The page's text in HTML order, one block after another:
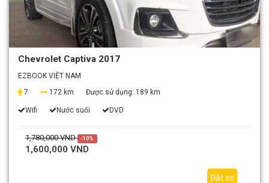
Chevrolet Captiva 2017
EZBOOK VIỆT NAM
7
172 km Được sử dụng: 189 km
Wifi Nước suối DVD
1,780,000 VND -10%
1,600,000 VND
Đặt xe